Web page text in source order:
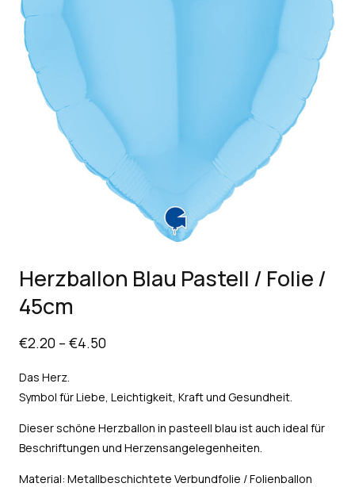
Herzballon Blau Pastell / Folie /
45cm
€2.20 – €4.50
Das Herz.
Symbol für Liebe, Leichtigkeit, Kraft und Gesundheit.
Dieser schöne Herzballon in pasteell blau ist auch ideal für
Beschriftungen und Herzensangelegenheiten.
Material: Metallbeschichtete Verbundfolie / Folienballon